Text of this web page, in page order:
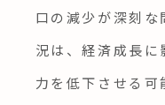
口の減少が深刻な
況は、経済成長
力を低下させる可